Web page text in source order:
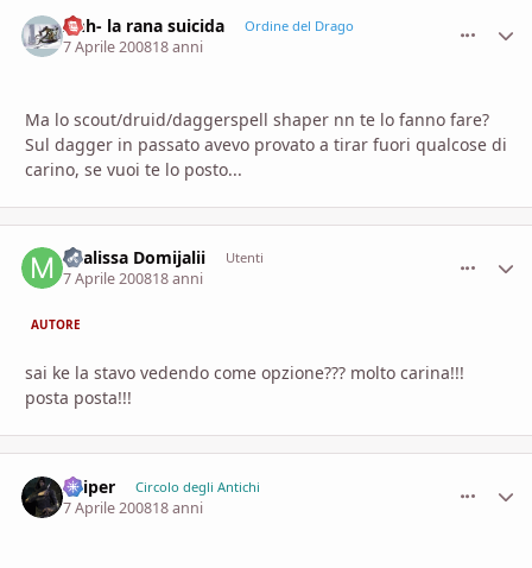
Anh- la rana suicida Ordine del Drago
7 Aprile 200818 anni
Ma lo scout/druid/daggerspell shaper nn te lo fanno fare?
Sul dagger in passato avevo provato a tirar fuori qualcose di
carino, se vuoi te lo posto...
Mialissa Domijalii Utenti
7 Aprile 200818 anni
AUTORE
sai ke la stavo vedendo come opzione??? molto carina!!!
posta posta!!!
Sniper Circolo degli Antichi
7 Aprile 200818 anni